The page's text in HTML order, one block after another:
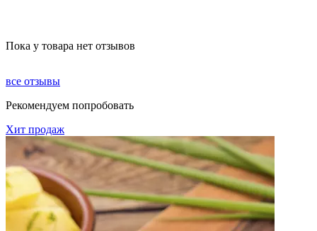
Пока у товара нет отзывов
все отзывы
Рекомендуем попробовать
Хит продаж